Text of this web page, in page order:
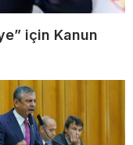
için Kanun